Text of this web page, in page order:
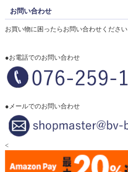
お問い合わせ
お買い物に困ったらお問い合わせください
●お電話でのお問い合わせ
●メールでのお問い合わせ
<